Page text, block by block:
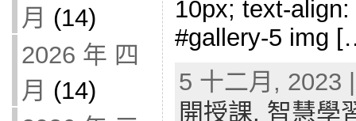
月 (14)
2026 年 四
月 (14)
10px; text-
#gallery-5 img
5 十二月, 2023
開授課, 智慧學